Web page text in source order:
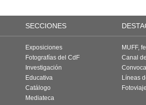
SECCIONES
Exposiciones
Fotografías del CdF
Investigación
Educativa
Catálogo
Mediateca
MUFF,
Canal
Líneas